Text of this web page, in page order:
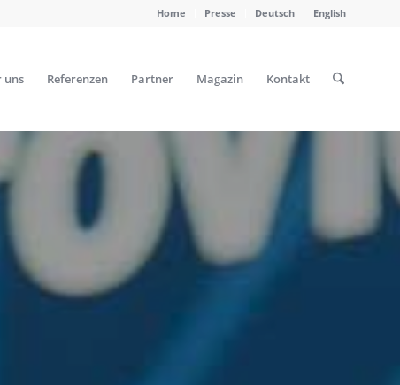
Home Presse Deutsch English
uns Referenzen Partner Magazin Kontakt